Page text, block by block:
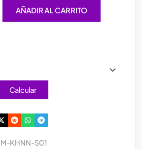
AÑADIR AL CARRITO
Calcular
KHNN-S01